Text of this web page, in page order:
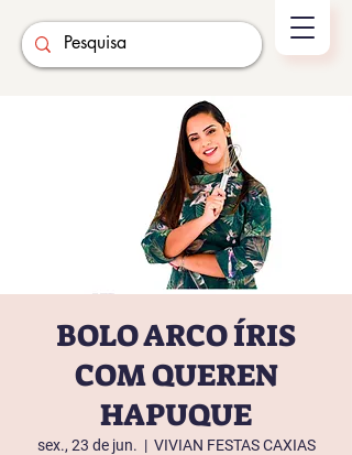
BOLO ARCO ÍRIS
COM QUEREN
HAPUQUE
sex., 23 de jun.
  |
VIVIAN FESTAS CAXIAS